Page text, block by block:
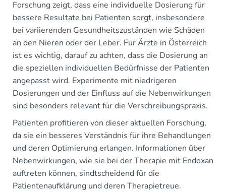
Forschung zeigt, dass eine individuelle Dosierung für
bessere Resultate bei Patienten sorgt, insbesondere
bei variierenden Gesundheitszuständen wie Schäden
an den Nieren oder der Leber. Für Ärzte in Österreich
ist es wichtig, darauf zu achten, dass die Dosierung an
die speziellen individuellen Bedürfnisse der Patienten
angepasst wird. Experimente mit niedrigeren
Dosierungen und der Einfluss auf die Nebenwirkungen
sind besonders relevant für die Verschreibungspraxis.
Patienten profitieren von dieser aktuellen Forschung,
da sie ein besseres Verständnis für ihre Behandlungen
und deren Optimierung erlangen. Informationen über
Nebenwirkungen, wie sie bei der Therapie mit Endoxan
auftreten können, sindtscheidend für die
Patientenaufklärung und deren Therapietreue.